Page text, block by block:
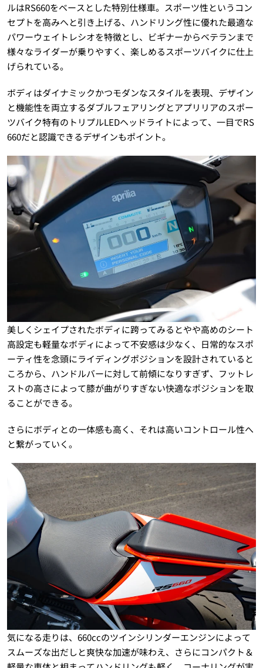
ルはRS660をベースとした特別仕様車。スポーツ性というコン
セプトを高みへと引き上げる、ハンドリング性に優れた最適な
パワーウェイトレシオを特徴とし、ビギナーからベテランまで
様々なライダーが乗りやすく、楽しめるスポーツバイクに仕上
げられている。
ボディはダイナミックかつモダンなスタイルを表現、デザイン
と機能性を両立するダブルフェアリングとアプリリアのスポー
ツバイク特有のトリプルLEDヘッドライトによって、一目でRS
660だと認識できるデザインもポイント。
美しくシェイプされたボディに跨ってみるとやや高めのシート
高設定も軽量なボディによって不安感は少なく、日常的なスポ
ーティ性を念頭にライディングポジションを設計されていると
ころから、ハンドルバーに対して前傾になりすぎず、フットレ
ストの高さによって膝が曲がりすぎない快適なポジションを取
ることができる。
さらにボディとの一体感も高く、それは高いコントロール性へ
と繋がっていく。
気になる走りは、660ccのツインシリンダーエンジンによって
スムーズな出だしと爽快な加速が味わえ、さらにコンパクト＆